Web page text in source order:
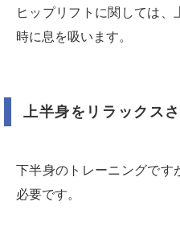
ヒップリフトに関しては、
時に息を吸います。
上半身をリラックス
下半身のトレーニングです
必要です。